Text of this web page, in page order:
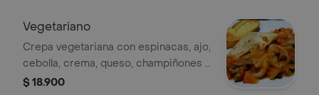
Vegetariano
Crepa vegetariana con espinacas, ajo,
cebolla, crema, queso, champiñones y
salsa blanca especiada.
$ 18.900